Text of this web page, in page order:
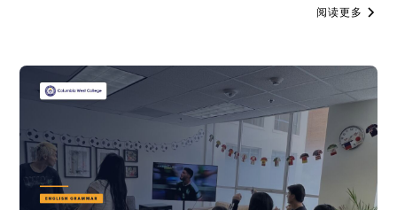
阅读更多